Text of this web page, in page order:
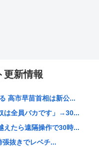
更新情報
高市早苗首相は新公...
は全員バカです」→30...
えたら遠隔操作で30時...
張抜きでレベチ...